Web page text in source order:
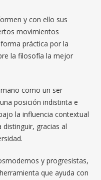
y con ello sus
movimientos
práctica por la
la filosofía la mejor
como un ser
posición indistinta e
la influencia contextual
gracias al
y progresistas,
que ayuda con